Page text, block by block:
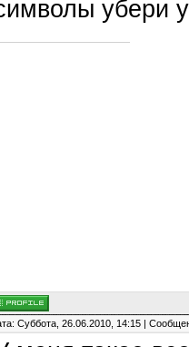
убери
Суббота, 26.06.2010, 14:15 |